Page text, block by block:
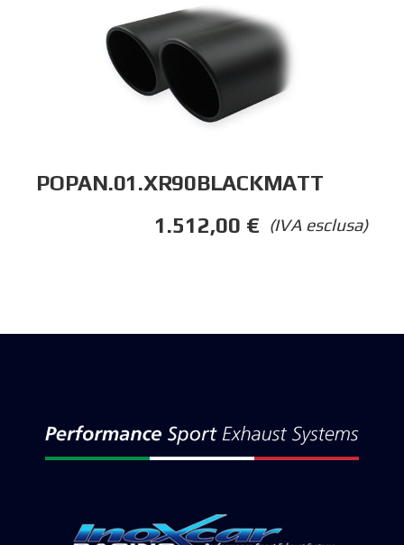
POPAN.01.XR90BLACKMATT
(IVA esclusa)
1.512,00 €